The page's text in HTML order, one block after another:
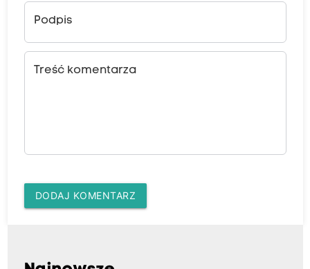
Podpis
Treść komentarza
DODAJ KOMENTARZ